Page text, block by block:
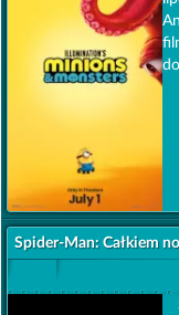
Spider-Man: Całkiem